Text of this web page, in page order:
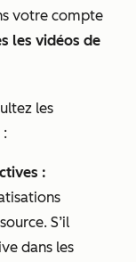
votre compte
les vidéos de
les
:
:
S’il
dans les